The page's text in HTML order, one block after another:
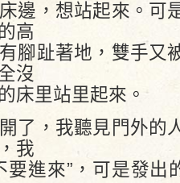
，想站起來。可
高
腳趾著地，雙手又
沒
床里站里起來。
，我聽見門外的
我
要進來”，可是發出